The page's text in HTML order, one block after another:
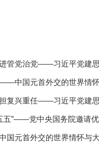
管党治党——习近平党建
中国元首外交的世界情
复兴重任——习近平党建
五”——党中央国务院邀请
元首外交的世界情怀与